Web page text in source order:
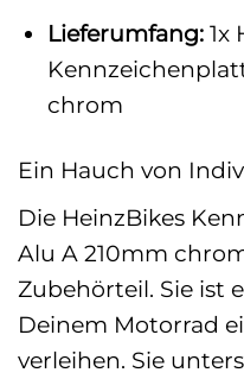
Lieferumfang:1x
chrom
Ein Hauch von
Die HeinzBikes
Alu A 210mm
Zubehörteil. Sie ist
Deinem Motorrad
verleihen. Sie